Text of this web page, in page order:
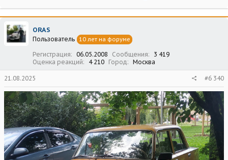
ORAS
Пользователь 10 лет на форуме
Регистрация 06.05.2008 Сообщения
3 419
Оценка реакций
4 210 Город Москва
21.08.2025 #6 340